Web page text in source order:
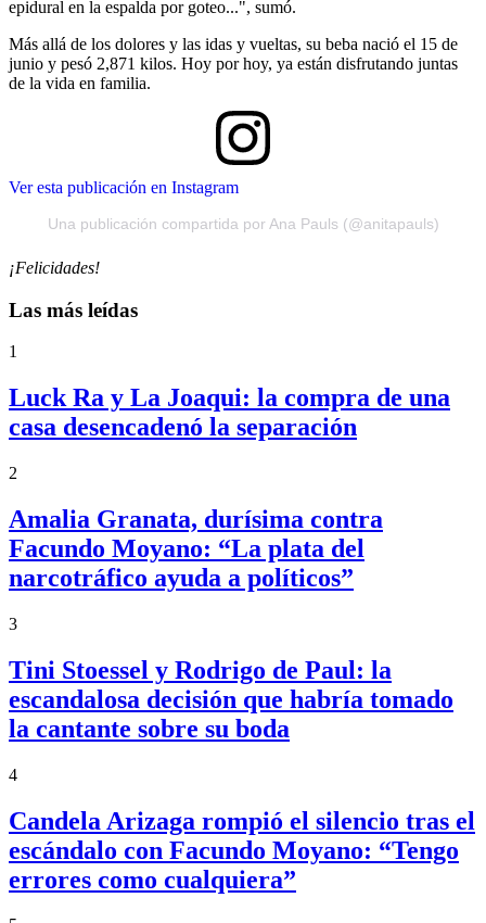
epidural en la espalda por goteo...", sumó.
Más allá de los dolores y las idas y vueltas, su beba nació el 15 de
junio y pesó 2,871 kilos. Hoy por hoy, ya están disfrutando juntas
de la vida en familia.
Ver esta publicación en Instagram
Una publicación compartida por Ana Pauls (@anitapauls)
¡Felicidades!
Las más leídas
1
Luck Ra y La Joaqui: la compra de una
casa desencadenó la separación
2
Amalia Granata, durísima contra
Facundo Moyano: “La plata del
narcotráfico ayuda a políticos”
3
Tini Stoessel y Rodrigo de Paul: la
escandalosa decisión que habría tomado
la cantante sobre su boda
4
Candela Arizaga rompió el silencio tras el
escándalo con Facundo Moyano: “Tengo
errores como cualquiera”